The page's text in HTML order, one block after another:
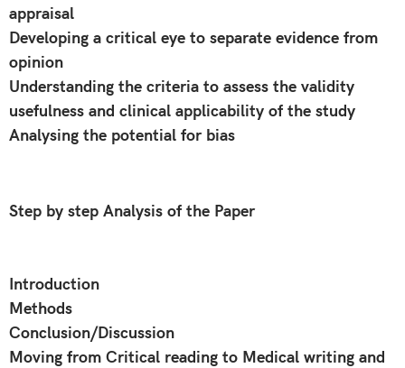
appraisal
Developing a critical eye to separate evidence from
opinion
Understanding the criteria to assess the validity
usefulness and clinical applicability of the study
Analysing the potential for bias
Step by step Analysis of the Paper
Introduction
Methods
Conclusion/Discussion
Moving from Critical reading to Medical writing and